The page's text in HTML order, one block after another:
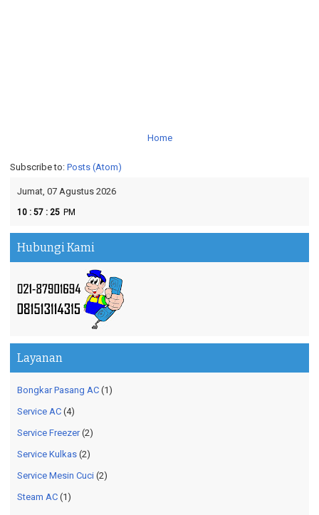
Home
Subscribe to: Posts (Atom)
Jumat, 07 Agustus 2026
10 : 57 : 26 PM
Hubungi Kami
Layanan
Bongkar Pasang AC (1)
Service AC (4)
Service Freezer (2)
Service Kulkas (2)
Service Mesin Cuci (2)
Steam AC (1)